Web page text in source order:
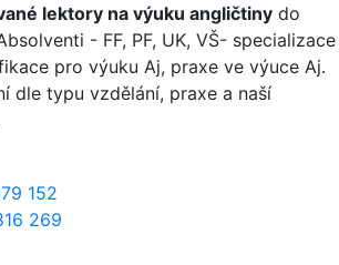
lektory na výuku angličtiny do
- FF, PF, UK, VŠ- specializace
pro výuku Aj, praxe ve výuce Aj.
dle typu vzdělání, praxe a naší
152
269